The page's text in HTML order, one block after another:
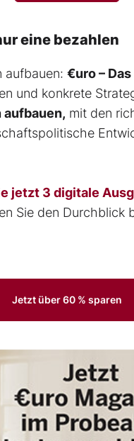
eine bezahlen
aufbauen: €uro –
und konkrete
mit den
jetzt 3 digitale
Sie den Durchblick
Jetzt über 60 % sparen